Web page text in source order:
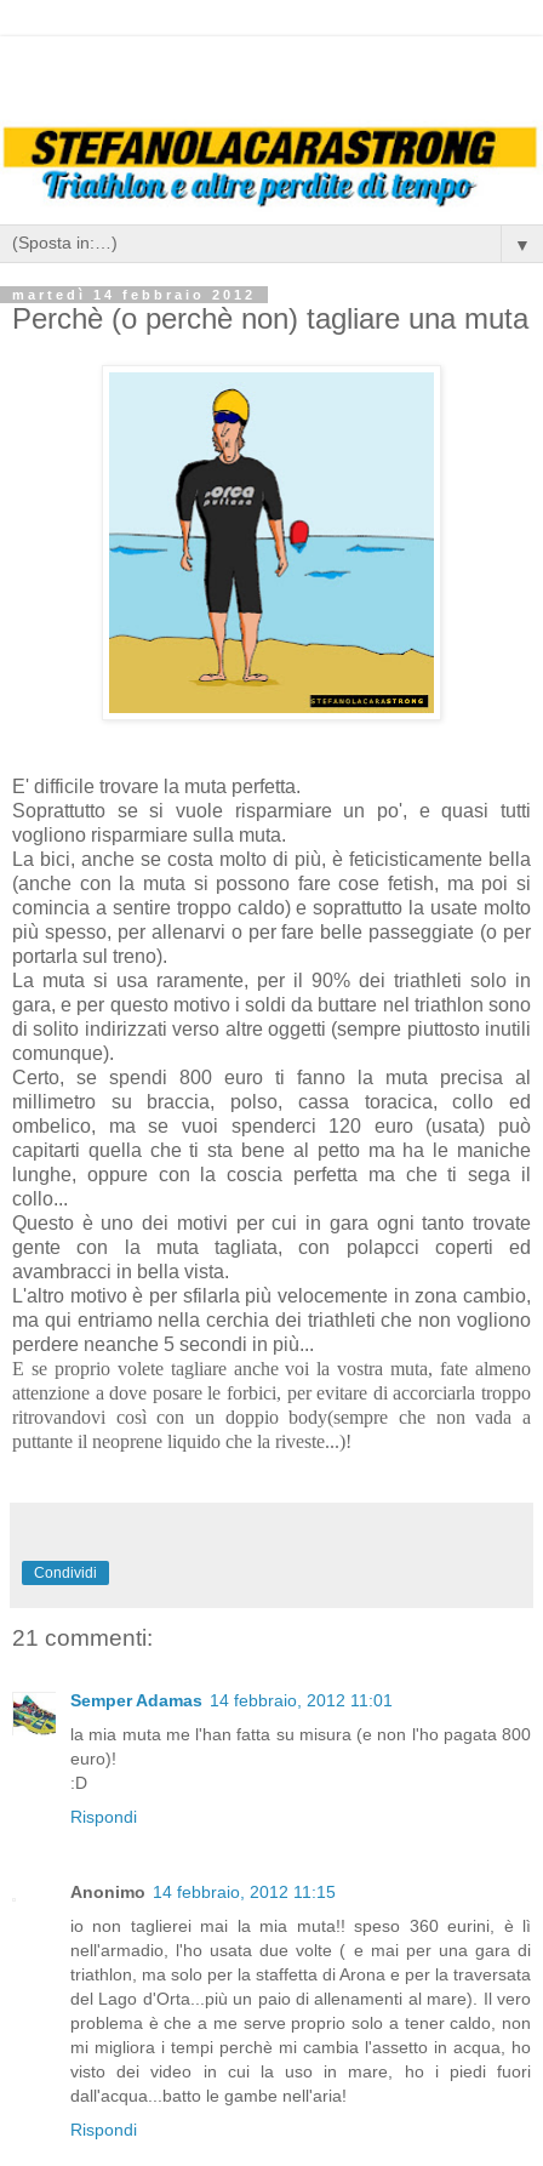
▼
martedì 14 febbraio 2012
Perchè (o perchè non) tagliare una muta
E' difficile trovare la muta perfetta.
Soprattutto se si vuole risparmiare un po', e quasi tutti
vogliono risparmiare sulla muta.
La bici, anche se costa molto di più, è feticisticamente bella
(anche con la muta si possono fare cose fetish, ma poi si
comincia a sentire troppo caldo) e soprattutto la usate molto
più spesso, per allenarvi o per fare belle passeggiate (o per
portarla sul treno).
La muta si usa raramente, per il 90% dei triathleti solo in
gara, e per questo motivo i soldi da buttare nel triathlon sono
di solito indirizzati verso altre oggetti (sempre piuttosto inutili
comunque).
Certo, se spendi 800 euro ti fanno la muta precisa al
millimetro su braccia, polso, cassa toracica, collo ed
ombelico, ma se vuoi spenderci 120 euro (usata) può
capitarti quella che ti sta bene al petto ma ha le maniche
lunghe, oppure con la coscia perfetta ma che ti sega il
collo...
Questo è uno dei motivi per cui in gara ogni tanto trovate
gente con la muta tagliata, con polapcci coperti ed
avambracci in bella vista.
L'altro motivo è per sfilarla più velocemente in zona cambio,
ma qui entriamo nella cerchia dei triathleti che non vogliono
perdere neanche 5 secondi in più...
E se proprio volete tagliare anche voi la vostra muta, fate almeno
attenzione a dove posare le forbici, per evitare di accorciarla troppo
ritrovandovi così con un doppio body(sempre che non vada a
puttante il neoprene liquido che la riveste...)!
Condividi
21 commenti:
Semper Adamas 14 febbraio, 2012 11:01
la mia muta me l'han fatta su misura (e non l'ho pagata 800
euro)!
:D
Rispondi
Anonimo 14 febbraio, 2012 11:15
io non taglierei mai la mia muta!! speso 360 eurini, è lì
nell'armadio, l'ho usata due volte ( e mai per una gara di
triathlon, ma solo per la staffetta di Arona e per la traversata
del Lago d'Orta...più un paio di allenamenti al mare). Il vero
problema è che a me serve proprio solo a tener caldo, non
mi migliora i tempi perchè mi cambia l'assetto in acqua, ho
visto dei video in cui la uso in mare, ho i piedi fuori
dall'acqua...batto le gambe nell'aria!
Rispondi